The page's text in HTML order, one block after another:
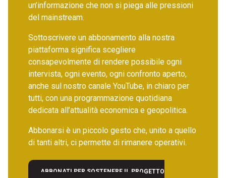
un’informazione che non si piega alle pressioni
del mainstream.
Sottoscrivere un abbonamento alla nostra
piattaforma significa scegliere
consapevolmente di rendere possibile ogni
intervista, ogni evento, ogni confronto aperto,
anche sul nostro canale YouTube, in chiaro per
tutti, con una programmazione quotidiana
dedicata all’attualità economica e geopolitica.
Abbonarsi è un piccolo gesto che, unito a quello
di tanti altri, ci permette di rimanere operativi.
ABBONATI PER SOSTENERE IL PROGETTO